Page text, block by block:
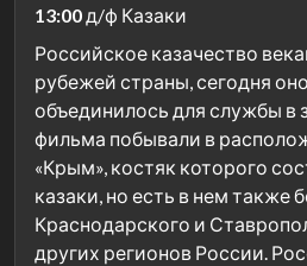
13:00д/ф Казаки
Российское казачество
рубежей страны, сегодня
объединилось для службы в
фильма побывали в
«Крым», костяк которого
казаки, но есть в нем также
Краснодарского и
других регионов России.